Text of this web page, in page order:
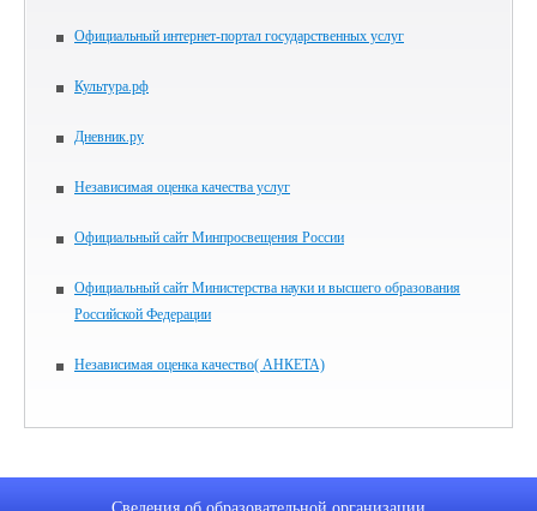
Официальный интернет-портал государственных услуг
Культура.рф
Дневник.ру
Независимая оценка качества услуг
Официальный сайт Минпросвещения России
Официальный сайт Министерства науки и высшего образования
Российской Федерации
Независимая оценка качество( АНКЕТА)